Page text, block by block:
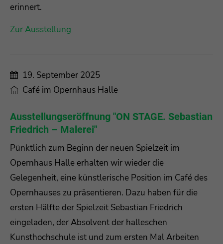
erinnert.
Zur Ausstellung
19. September 2025
Café im Opernhaus Halle
Ausstellungseröffnung "ON STAGE. Sebastian
Friedrich – Malerei"
Pünktlich zum Beginn der neuen Spielzeit im
Opernhaus Halle erhalten wir wieder die
Gelegenheit, eine künstlerische Position im Café des
Opernhauses zu präsentieren. Dazu haben für die
ersten Hälfte der Spielzeit Sebastian Friedrich
eingeladen, der Absolvent der halleschen
Kunsthochschule ist und zum ersten Mal Arbeiten